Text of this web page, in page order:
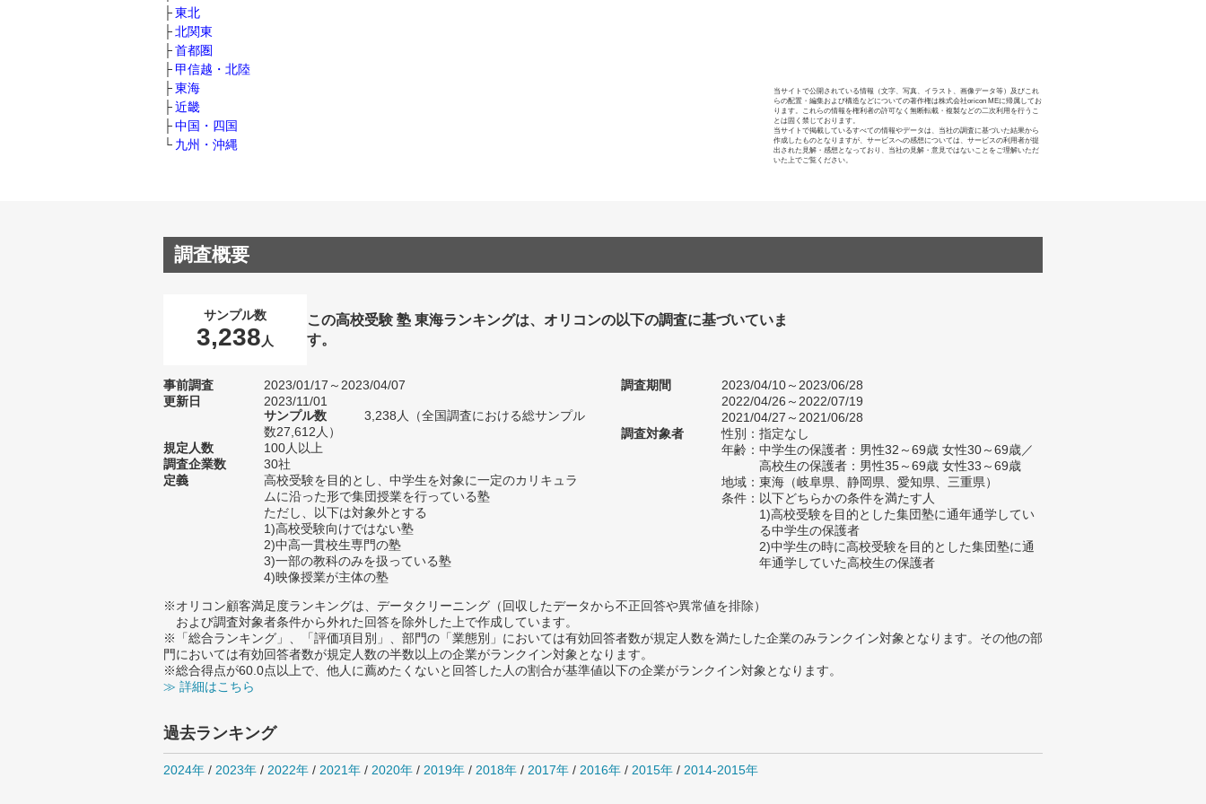
東北
北関東
首都圏
甲信越・北陸
東海
近畿
中国・四国
九州・沖縄
当サイトで公開されている情報（文字、写真、イラスト、画像データ等）及びこれ
らの配置・編集および構造などについての著作権は株式会社oricon MEに帰属してお
ります。これらの情報を権利者の許可なく無断転載・複製などの二次利用を行うこ
とは固く禁じております。
当サイトで掲載しているすべての情報やデータは、当社の調査に基づいた結果から
作成したものとなりますが、サービスへの感想については、サービスの利用者が提
出された見解・感想となっており、当社の見解・意見ではないことをご理解いただ
いた上でご覧ください。
調査概要
サンプル数
3,238 人
この高校受験 塾 東海ランキングは、オリコンの以下の調査に基づいていま
す。
事前調査
2023/01/17～2023/04/07
更新日
2023/11/01
サンプル数
3,238人（全国調査における総サンプル
数27,612人）
規定人数
100人以上
調査企業数
30社
定義
高校受験を目的とし、中学生を対象に一定のカリキュラ
ムに沿った形で集団授業を行っている塾
ただし、以下は対象外とする
1)高校受験向けではない塾
2)中高一貫校生専門の塾
3)一部の教科のみを扱っている塾
4)映像授業が主体の塾
調査期間
2023/04/10～2023/06/28
2022/04/26～2022/07/19
2021/04/27～2021/06/28
調査対象者
性別：指定なし
年齢：中学生の保護者：男性32～69歳 女性30～69歳／
高校生の保護者：男性35～69歳 女性33～69歳
地域：東海（岐阜県、静岡県、愛知県、三重県）
条件：以下どちらかの条件を満たす人
1)高校受験を目的とした集団塾に通年通学してい
る中学生の保護者
2)中学生の時に高校受験を目的とした集団塾に通
年通学していた高校生の保護者
※オリコン顧客満足度ランキングは、データクリーニング（回収したデータから不正回答や異常値を排除）
および調査対象者条件から外れた回答を除外した上で作成しています。
※「総合ランキング」、「評価項目別」、部門の「業態別」においては有効回答者数が規定人数を満たした企業のみランクイン対象となります。その他の部
門においては有効回答者数が規定人数の半数以上の企業がランクイン対象となります。
※総合得点が60.0点以上で、他人に薦めたくないと回答した人の割合が基準値以下の企業がランクイン対象となります。
≫ 詳細はこちら
過去ランキング
2024年 / 2023年 / 2022年 / 2021年 / 2020年 / 2019年 / 2018年 / 2017年 / 2016年 / 2015年 / 2014-2015年